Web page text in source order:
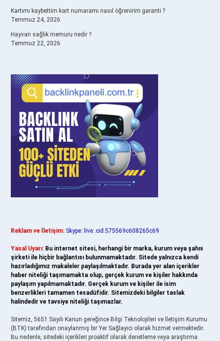
Kartımı kaybettim kart numaramı nasıl öğrenirim garanti ?
Temmuz 24, 2026
Hayvan sağlık memuru nedir ?
Temmuz 22, 2026
Reklam ve İletişim: Skype: live:.cid.575569c608265c69
Yasal Uyarı: Bu internet sitesi, herhangi bir marka, kurum veya şahıs
şirketi ile hiçbir bağlantısı bulunmamaktadır. Sitede yalnızca kendi
hazırladığımız makaleler paylaşılmaktadır. Burada yer alan içerikler
haber niteliği taşımamakta olup, gerçek kurum ve kişiler hakkında
paylaşım yapılmamaktadır. Gerçek kurum ve kişiler ile isim
benzerlikleri tamamen tesadüfidir. Sitemizdeki bilgiler taslak
halindedir ve tavsiye niteliği taşımazlar.
Sitemiz, 5651 Sayılı Kanun gereğince Bilgi Teknolojileri ve İletişim Kurumu
(BTK) tarafından onaylanmış bir Yer Sağlayıcı olarak hizmet vermektedir.
Bu nedenle, sitedeki içerikleri proaktif olarak denetleme veya araştırma